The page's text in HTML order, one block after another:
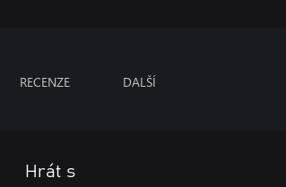
RECENZE DALŠÍ
Hrát s